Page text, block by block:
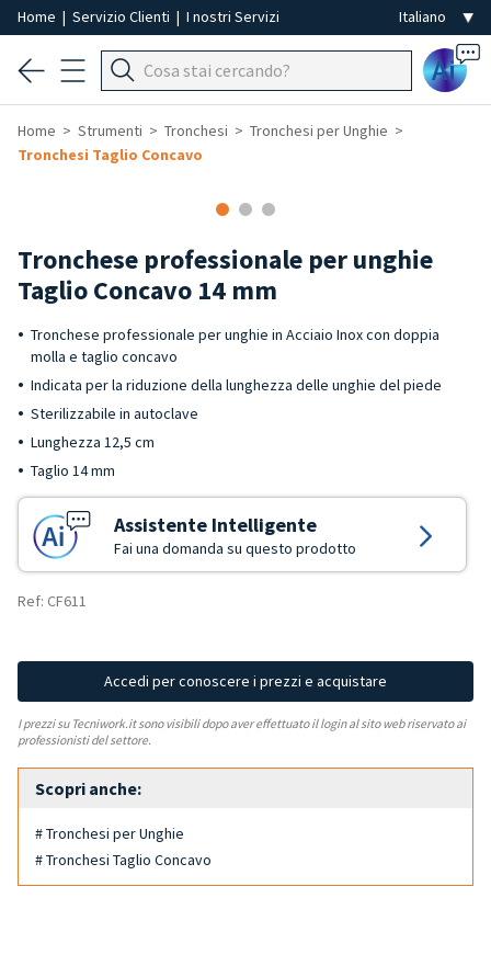
Home | Servizio Clienti | I nostri Servizi
Ai
Home Strumenti Tronchesi
Tronchesi per Unghie
Tronchesi Taglio Concavo
Tronchese professionale per unghie
Taglio Concavo 14 mm
Tronchese professionale per unghie in Acciaio Inox con doppia
molla e taglio concavo
Indicata per la riduzione della lunghezza delle unghie del piede
Sterilizzabile in autoclave
Lunghezza 12,5 cm
Taglio 14 mm
Assistente Intelligente
Fai una domanda su questo prodotto
Ref: CF611
Accedi per conoscere i prezzi e acquistare
I prezzi su Tecniwork.it sono visibili dopo aver effettuato il login al sito web riservato ai
professionisti del settore.
Scopri anche:
# Tronchesi per Unghie
# Tronchesi Taglio Concavo